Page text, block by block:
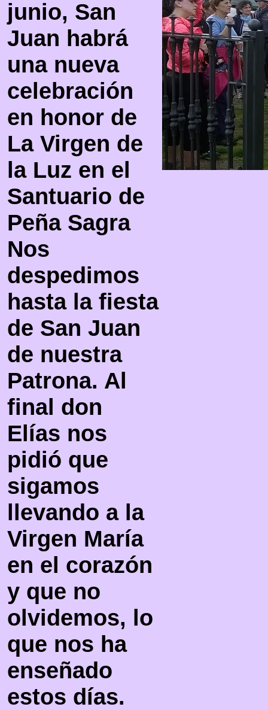
junio, San
Juan habrá
una nueva
celebración
en honor de
La Virgen de
la Luz en el
Santuario de
Peña Sagra
Nos
despedimos
hasta la fiesta
de San Juan
de nuestra
Patrona. Al
final don
Elías nos
pidió que
sigamos
llevando a la
Virgen María
en el corazón
y que no
olvidemos, lo
que nos ha
enseñado
estos días.